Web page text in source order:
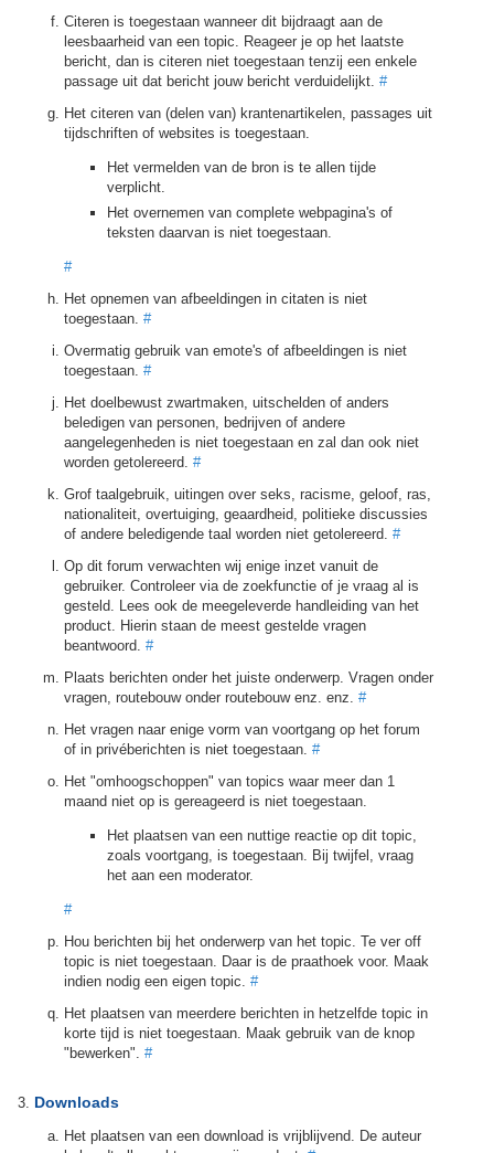
Citeren is toegestaan wanneer dit bijdraagt aan de
leesbaarheid van een topic. Reageer je op het laatste
bericht, dan is citeren niet toegestaan tenzij een enkele
passage uit dat bericht jouw bericht verduidelijkt. #
Het citeren van (delen van) krantenartikelen, passages uit
tijdschriften of websites is toegestaan.
Het vermelden van de bron is te allen tijde
verplicht.
Het overnemen van complete webpagina's of
teksten daarvan is niet toegestaan.
#
Het opnemen van afbeeldingen in citaten is niet
toegestaan. #
Overmatig gebruik van emote's of afbeeldingen is niet
toegestaan. #
Het doelbewust zwartmaken, uitschelden of anders
beledigen van personen, bedrijven of andere
aangelegenheden is niet toegestaan en zal dan ook niet
worden getolereerd. #
Grof taalgebruik, uitingen over seks, racisme, geloof, ras,
nationaliteit, overtuiging, geaardheid, politieke discussies
of andere beledigende taal worden niet getolereerd. #
Op dit forum verwachten wij enige inzet vanuit de
gebruiker. Controleer via de zoekfunctie of je vraag al is
gesteld. Lees ook de meegeleverde handleiding van het
product. Hierin staan de meest gestelde vragen
beantwoord. #
Plaats berichten onder het juiste onderwerp. Vragen onder
vragen, routebouw onder routebouw enz. enz. #
Het vragen naar enige vorm van voortgang op het forum
of in privéberichten is niet toegestaan. #
Het "omhoogschoppen" van topics waar meer dan 1
maand niet op is gereageerd is niet toegestaan.
Het plaatsen van een nuttige reactie op dit topic,
zoals voortgang, is toegestaan. Bij twijfel, vraag
het aan een moderator.
#
Hou berichten bij het onderwerp van het topic. Te ver off
topic is niet toegestaan. Daar is de praathoek voor. Maak
indien nodig een eigen topic. #
Het plaatsen van meerdere berichten in hetzelfde topic in
korte tijd is niet toegestaan. Maak gebruik van de knop
"bewerken". #
Downloads
Het plaatsen van een download is vrijblijvend. De auteur